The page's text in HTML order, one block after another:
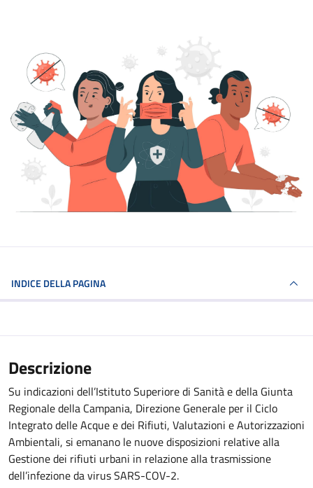
INDICE DELLA PAGINA
Descrizione
Su indicazioni dell’Istituto Superiore di Sanità e della Giunta
Regionale della Campania, Direzione Generale per il Ciclo
Integrato delle Acque e dei Rifiuti, Valutazioni e Autorizzazioni
Ambientali, si emanano le nuove disposizioni relative alla
Gestione dei rifiuti urbani in relazione alla trasmissione
dell’infezione da virus SARS-COV-2.